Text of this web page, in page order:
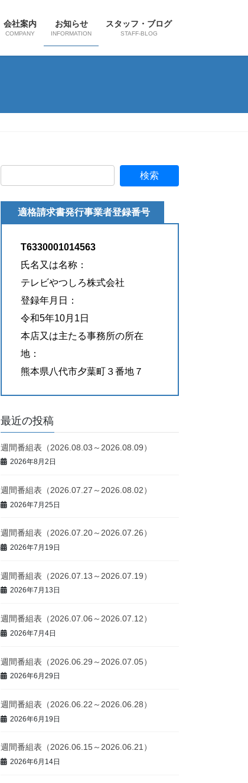
会社案内
COMPANY
お知らせ
INFORMATION
スタッフ・ブログ
STAFF-BLOG
適格請求書発行事業者登録番号
T6330001014563
氏名又は名称：
テレビやつしろ株式会社
登録年月日：
令和5年10月1日
本店又は主たる事務所の所在
地：
熊本県八代市夕葉町３番地７
最近の投稿
週間番組表（2026.08.03～2026.08.09）
2026年8月2日
週間番組表（2026.07.27～2026.08.02）
2026年7月25日
週間番組表（2026.07.20～2026.07.26）
2026年7月19日
週間番組表（2026.07.13～2026.07.19）
2026年7月13日
週間番組表（2026.07.06～2026.07.12）
2026年7月4日
週間番組表（2026.06.29～2026.07.05）
2026年6月29日
週間番組表（2026.06.22～2026.06.28）
2026年6月19日
週間番組表（2026.06.15～2026.06.21）
2026年6月14日